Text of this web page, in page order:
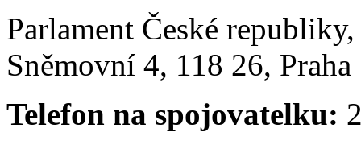
Parlament České
Sněmovní 4, 118 26,
Telefon na spojovatelku: